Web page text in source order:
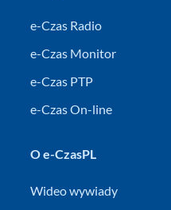
e-Czas Radio
e-Czas Monitor
e-Czas PTP
e-Czas On-line
O e-CzasPL
Wideo wywiady